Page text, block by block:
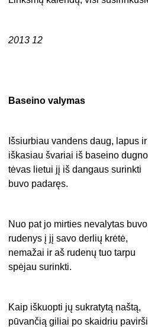
2013 12
Baseino valymas
Išsiurbiau vandens daug, lapus
iškasiau švariai iš baseino
tėvas lietui jį iš dangaus surinkti
buvo padaręs.
Nuo pat jo mirties nevalytas
rudenys į jį savo derlių krėtė,
nemažai ir aš rudenų tuo tarpu
spėjau surinkti.
Kaip iškuopti jų sukratytą naštą,
pūvančią giliai po skaidriu